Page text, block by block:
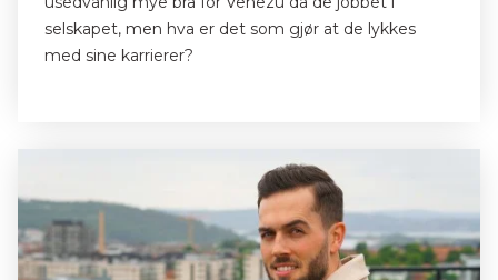
selskapet, men hva er det som gjør at de lykkes
med sine karrierer?